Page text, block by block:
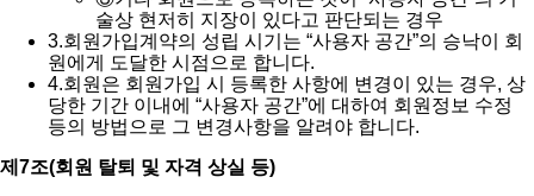
술상 현저히 지장이 있다고 판단되는 경우
3.회원가입계약의 성립 시기는 “사용자 공간”의 승낙이 회
원에게 도달한 시점으로 합니다.
4.회원은 회원가입 시 등록한 사항에 변경이 있는 경우, 상
당한 기간 이내에 “사용자 공간”에 대하여 회원정보 수정
등의 방법으로 그 변경사항을 알려야 합니다.
제7조(회원 탈퇴 및 자격 상실 등)